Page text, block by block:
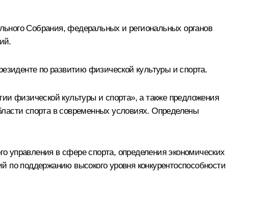
Собрания, федеральных и региональных органов
по развитию физической культуры и спорта.
физической культуры и спорта», а также предложения
спорта в современных условиях. Определены
управления в сфере спорта, определения экономических
по поддержанию высокого уровня конкурентоспособности